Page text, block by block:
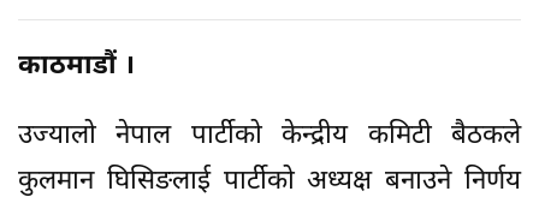
काठमाडौं ।
उज्यालो नेपाल पार्टीको केन्द्रीय कमिटी बैठकले
कुलमान घिसिङलाई पार्टीको अध्यक्ष बनाउने निर्णय